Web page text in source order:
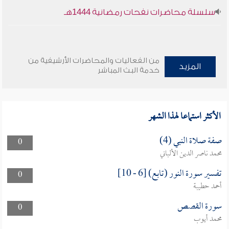
سلسلة محاضرات نفحات رمضانية 1444هـ
المزيد
من الفعاليات والمحاضرات الأرشيفية من
خدمة البث المباشر
الأكثر استماعا لهذا الشهر
0 صفة صلاة النبي (4)
محمد ناصر الدين الألباني
0
تفسير سورة النور (تابع) [6 - 10]
أحمد حطيبة
0
سورة القصص
محمد أيوب